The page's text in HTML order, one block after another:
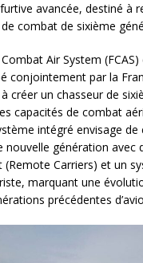
avancée, destiné à
combat de sixième
Air System
conjointement par la
à créer un chasseur de
capacités de combat
intégré envisage de
nouvelle génération avec
(Remote Carriers) et un
marquant une
précédentes